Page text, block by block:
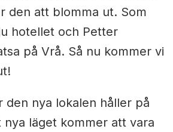
den att blomma ut. Som
hotellet och Petter
på Vrå. Så nu kommer vi
den nya lokalen håller på
läget kommer att vara